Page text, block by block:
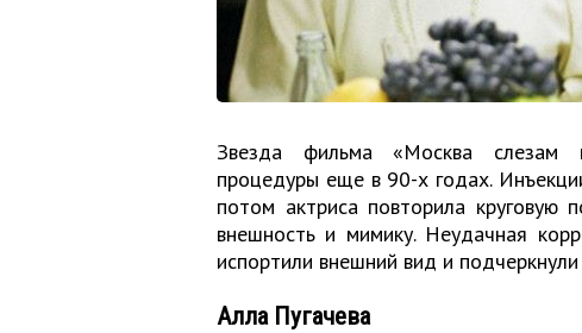
Звезда фильма «Москва слезам
процедуры еще в 90-х годах.
потом актриса повторила круговую
внешность и мимику. Неудачная
испортили внешний вид и подчеркнули
Алла Пугачева